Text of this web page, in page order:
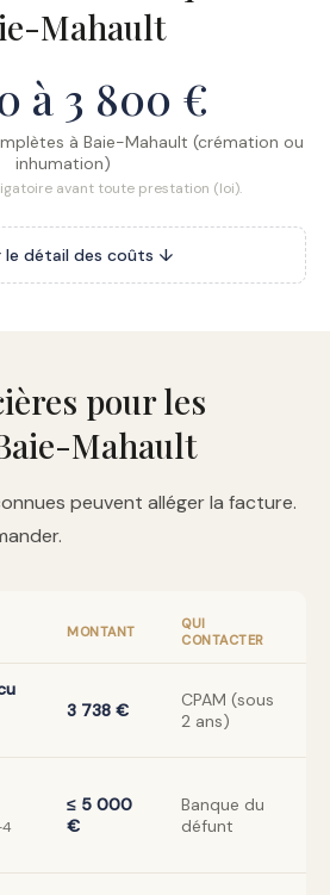
Mahault
à 3 800 €
à Baie-Mahault (crémation ou
inhumation)
avant toute prestation (loi).
le détail des coûts ↓
pour les
Mahault
peuvent alléger la facture.
MONTANT
QUI
CONTACTER
3 738 €
CPAM (sous
2 ans)
≤ 5 000
€
Banque du
défunt